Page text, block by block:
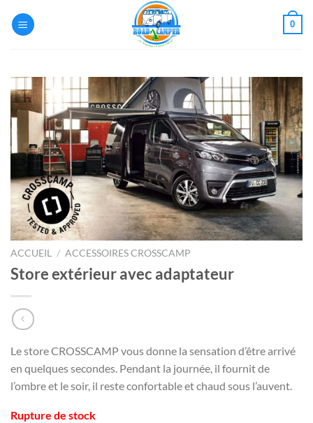
0
ACCUEIL / ACCESSOIRES CROSSCAMP
Store extérieur avec adaptateur
Le store CROSSCAMP vous donne la sensation d’être arrivé
en quelques secondes. Pendant la journée, il fournit de
l’ombre et le soir, il reste confortable et chaud sous l’auvent.
Rupture de stock